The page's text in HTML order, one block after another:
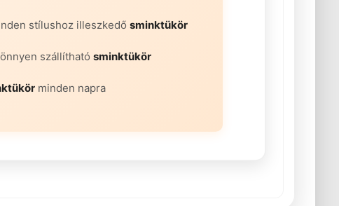
stílushoz illeszkedő sminktükör
szállítható sminktükör
minden napra